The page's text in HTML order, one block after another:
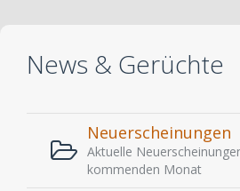
News & Gerüchte
Neuerscheinungen
Aktuelle
kommenden Monat